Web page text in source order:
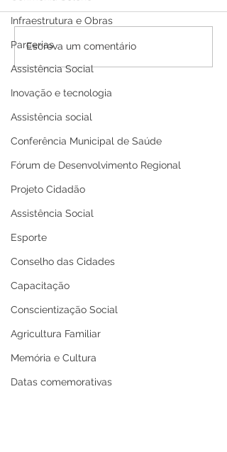
Infraestrutura e Obras
Parcerias
Assistência Social
Inovação e tecnologia
Assistência social
Conferência Municipal de Saúde
Fórum de Desenvolvimento Regional
Projeto Cidadão
Assistência Social
Esporte
Conselho das Cidades
Capacitação
Conscientização Social
Agricultura Familiar
Memória e Cultura
Datas comemorativas
PE N°016/2025 - AVISO
DE ADIAMENTO
Escreva um comentário